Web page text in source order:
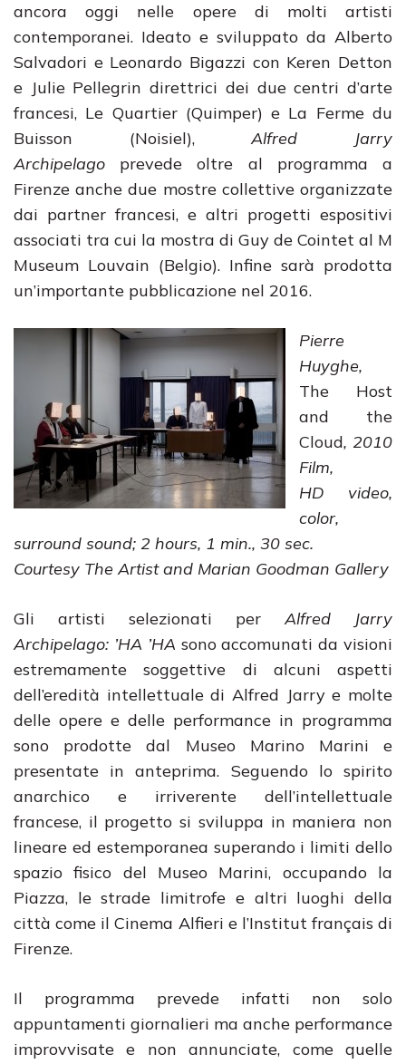
ancora oggi nelle opere di molti artisti
contemporanei. Ideato e sviluppato da Alberto
Salvadori e Leonardo Bigazzi con Keren Detton
e Julie Pellegrin direttrici dei due centri d’arte
francesi, Le Quartier (Quimper) e La Ferme du
Buisson (Noisiel),Alfred Jarry
Archipelago prevede oltre al programma a
Firenze anche due mostre collettive organizzate
dai partner francesi, e altri progetti espositivi
associati tra cui la mostra di Guy de Cointet al M
Museum Louvain (Belgio). Infine sarà prodotta
un’importante pubblicazione nel 2016.
Pierre
Huyghe,
The Host
and the
Cloud, 2010
Film,
HD video,
color,
surround sound; 2 hours, 1 min., 30 sec.
Courtesy The Artist and Marian Goodman Gallery
Gli artisti selezionati perAlfred Jarry
Archipelago: ’HA ’HA sono accomunati da visioni
estremamente soggettive di alcuni aspetti
dell’eredità intellettuale di Alfred Jarry e molte
delle opere e delle performance in programma
sono prodotte dal Museo Marino Marini e
presentate in anteprima. Seguendo lo spirito
anarchico e irriverente dell’intellettuale
francese, il progetto si sviluppa in maniera non
lineare ed estemporanea superando i limiti dello
spazio fisico del Museo Marini, occupando la
Piazza, le strade limitrofe e altri luoghi della
città come il Cinema Alfieri e l’Institut français di
Firenze.
Il programma prevede infatti non solo
appuntamenti giornalieri ma anche performance
improvvisate e non annunciate, come quelle